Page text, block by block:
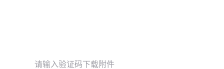
请输入验证码下载附件